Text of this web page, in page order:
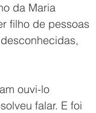
da Maria
filho de pessoas
ouvi-lo
falar. E foi